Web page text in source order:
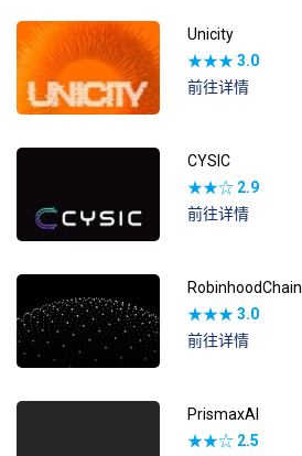
Unicity
★★★3.0
前往详情
CYSIC
★★☆ 2.9
前往详情
RobinhoodChain
★★★3.0
前往详情
PrismaxAI
★★☆ 2.5